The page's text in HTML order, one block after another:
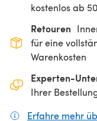
kostenlos ab
Retouren
für eine
Warenkosten
Experten-
Ihrer
Erfahre mehr